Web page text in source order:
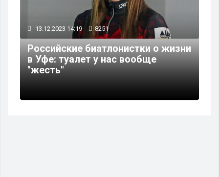
13.12.2023 14:19 8251
Российские биатлонистки о жизни
в Уфе: туалет у нас вообще
"жесть"